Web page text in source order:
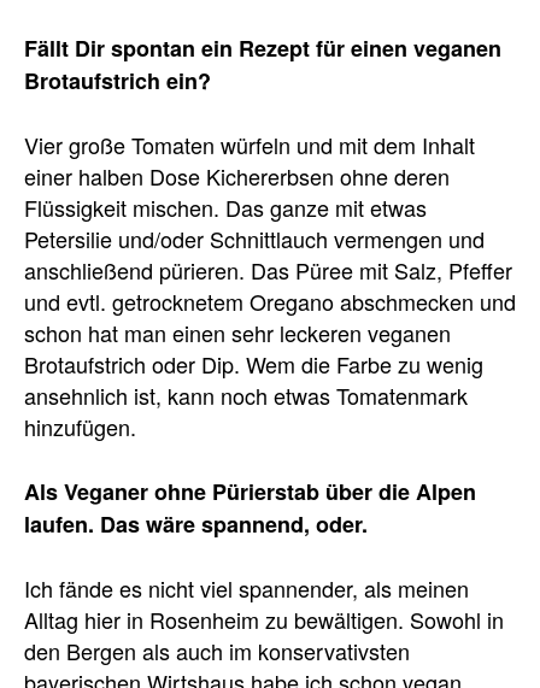
Fällt Dir spontan ein Rezept für einen veganen
Brotaufstrich ein?
Vier große Tomaten würfeln und mit dem Inhalt
einer halben Dose Kichererbsen ohne deren
Flüssigkeit mischen. Das ganze mit etwas
Petersilie und/oder Schnittlauch vermengen und
anschließend pürieren. Das Püree mit Salz, Pfeffer
und evtl. getrocknetem Oregano abschmecken und
schon hat man einen sehr leckeren veganen
Brotaufstrich oder Dip. Wem die Farbe zu wenig
ansehnlich ist, kann noch etwas Tomatenmark
hinzufügen.
Als Veganer ohne Pürierstab über die Alpen
laufen. Das wäre spannend, oder.
Ich fände es nicht viel spannender, als meinen
Alltag hier in Rosenheim zu bewältigen. Sowohl in
den Bergen als auch im konservativsten
bayerischen Wirtshaus habe ich schon vegan